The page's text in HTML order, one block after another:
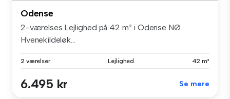
Odense
2-værelses Lejlighed på 42 m² i Odense NØ
Hvenekildeløk...
2 værelser Lejlighed 42 m²
6.495 kr Se mere